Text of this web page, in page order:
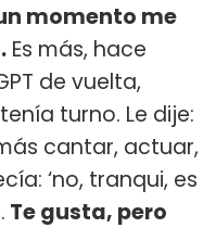
momento me
Es más, hace
de vuelta,
turno. Le dije:
cantar, actuar,
‘no, tranqui, es
Te gusta, pero